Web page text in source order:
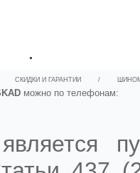
.
СКИДКИ И ГАРАНТИИ /
можно по телефонам: